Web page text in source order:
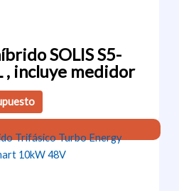
SOLIS S5-
, incluye medidor